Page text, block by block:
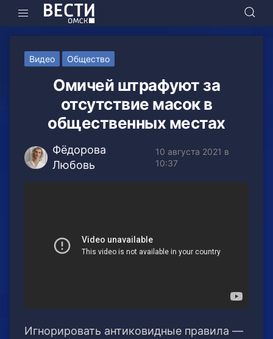
Видео Общество
Омичей штрафуют за
отсутствие масок в
общественных местах
Фёдорова
Любовь
10 августа 2021 в
10:37
Игнорировать антиковидные правила —